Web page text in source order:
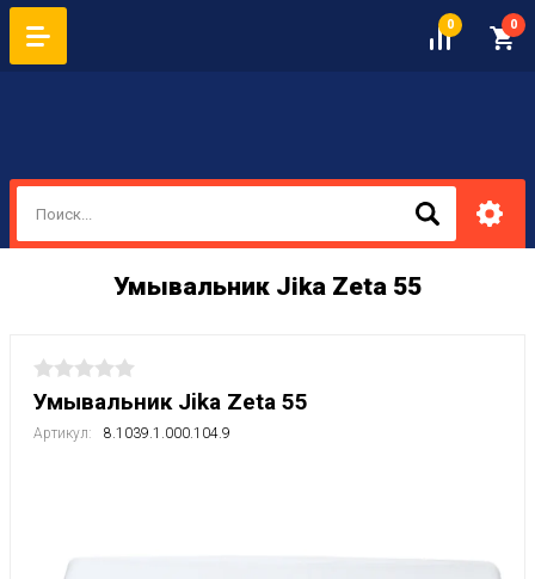
0 0
Умывальник Jika Zeta 55
Умывальник Jika Zeta 55
Артикул: 8.1039.1.000.104.9